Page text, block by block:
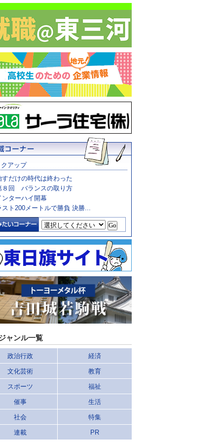
アップ
すだけの時代は終わった
８回 バランスの取り方
ンターハイ開幕
スト200メートルで勝負 決勝...
ャンル一覧
政治行政 経済
文化芸術 教育
スポーツ 福祉
催事 生活
社会 特集
連載 PR